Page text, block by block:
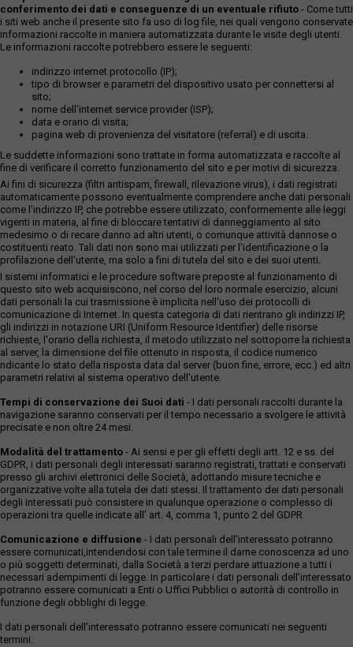
conferimento dei dati e conseguenze di un eventuale rifiuto - Come tutti
i siti web anche il presente sito fa uso di log file, nei quali vengono conservate
informazioni raccolte in maniera automatizzata durante le visite degli utenti.
Le informazioni raccolte potrebbero essere le seguenti:
indirizzo internet protocollo (IP);
tipo di browser e parametri del dispositivo usato per connettersi al
sito;
nome dell'internet service provider (ISP);
data e orario di visita;
pagina web di provenienza del visitatore (referral) e di uscita.
Le suddette informazioni sono trattate in forma automatizzata e raccolte al
fine di verificare il corretto funzionamento del sito e per motivi di sicurezza.
Ai fini di sicurezza (filtri antispam, firewall, rilevazione virus), i dati registrati
automaticamente possono eventualmente comprendere anche dati personali
come l'indirizzo IP, che potrebbe essere utilizzato, conformemente alle leggi
vigenti in materia, al fine di bloccare tentativi di danneggiamento al sito
medesimo o di recare danno ad altri utenti, o comunque attività dannose o
costituenti reato. Tali dati non sono mai utilizzati per l'identificazione o la
profilazione dell'utente, ma solo a fini di tutela del sito e dei suoi utenti.
I sistemi informatici e le procedure software preposte al funzionamento di
questo sito web acquisiscono, nel corso del loro normale esercizio, alcuni
dati personali la cui trasmissione è implicita nell'uso dei protocolli di
comunicazione di Internet. In questa categoria di dati rientrano gli indirizzi IP,
gli indirizzi in notazione URI (Uniform Resource Identifier) delle risorse
richieste, l'orario della richiesta, il metodo utilizzato nel sottoporre la richiesta
al server, la dimensione del file ottenuto in risposta, il codice numerico
ndicante lo stato della risposta data dal server (buon fine, errore, ecc.) ed altri
parametri relativi al sistema operativo dell'utente.
Tempi di conservazione dei Suoi dati - I dati personali raccolti durante la
navigazione saranno conservati per il tempo necessario a svolgere le attività
precisate e non oltre 24 mesi.
Modalità del trattamento - Ai sensi e per gli effetti degli artt. 12 e ss. del
GDPR, i dati personali degli interessati saranno registrati, trattati e conservati
presso gli archivi elettronici delle Società, adottando misure tecniche e
organizzative volte alla tutela dei dati stessi. Il trattamento dei dati personali
degli interessati può consistere in qualunque operazione o complesso di
operazioni tra quelle indicate all' art. 4, comma 1, punto 2 del GDPR.
Comunicazione e diffusione - I dati personali dell’interessato potranno
essere comunicati,intendendosi con tale termine il darne conoscenza ad uno
o più soggetti determinati, dalla Società a terzi perdare attuazione a tutti i
necessari adempimenti di legge. In particolare i dati personali dell’interessato
potranno essere comunicati a Enti o Uffici Pubblici o autorità di controllo in
funzione degli obblighi di legge.
I dati personali dell’interessato potranno essere comunicati nei seguenti
termini: